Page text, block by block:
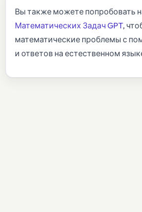
Вы также можете попробовать
Математических Задач GPT,
математические проблемы с
и ответов на естественном